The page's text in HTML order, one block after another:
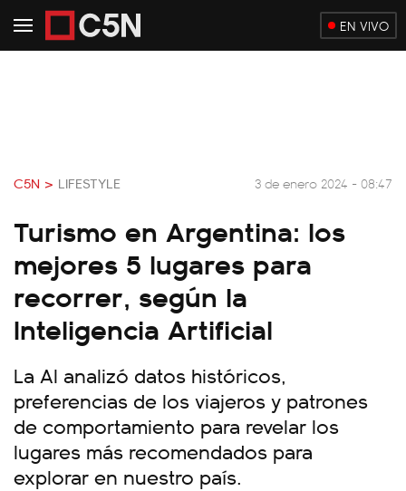
EN VIVO
C5N > LIFESTYLE 3 de enero 2024 - 08:47
Turismo en Argentina: los
mejores 5 lugares para
recorrer, según la
Inteligencia Artificial
La AI analizó datos históricos,
preferencias de los viajeros y patrones
de comportamiento para revelar los
lugares más recomendados para
explorar en nuestro país.